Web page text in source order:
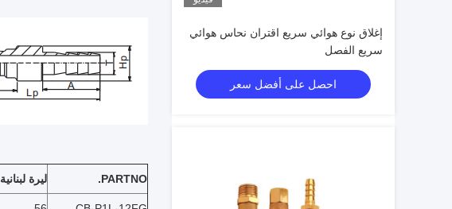
إغلاق نوع هوائي سريع اقتران نحاس هوائي
سريع الفصل
احصل على أفضل سعر
PARTNO. ليرة لبنانية